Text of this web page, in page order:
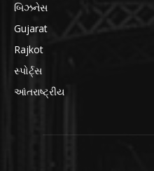
બિઝનેસ
Gujarat
Rajkot
સ્પોર્ટ્સ
આંતરાષ્ટ્રીય